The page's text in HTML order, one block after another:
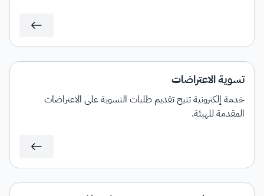
تسوية الاعتراضات
خدمة إلكترونية تتيح تقديم طلبات التسوية على الاعتراضات
المقدمة للهيئة.